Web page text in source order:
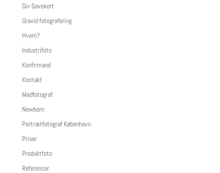
Giv Gavekort
Gravid fotografering
Hvem?
Industrifoto
Konfirmand
Kontakt
Madfotograf
Newborn
Portrætfotograf København
Priser
Produktfoto
Referencer